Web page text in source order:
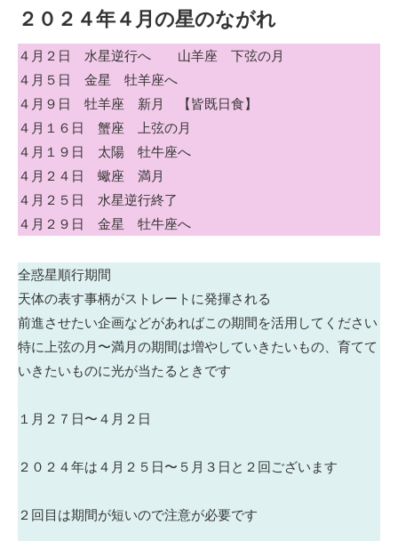
２０２４年４月の星のながれ
４月２日 水星逆行へ 山羊座 下弦の月
４月５日 金星 牡羊座へ
４月９日 牡羊座 新月 【皆既日食】
４月１６日 蟹座 上弦の月
４月１９日 太陽 牡牛座へ
４月２４日 蠍座 満月
４月２５日 水星逆行終了
４月２９日 金星 牡牛座へ
全惑星順行期間
天体の表す事柄がストレートに発揮される
前進させたい企画などがあればこの期間を活用してください
特に上弦の月〜満月の期間は増やしていきたいもの、育てて
いきたいものに光が当たるときです
１月２７日〜４月２日
２０２４年は４月２５日〜５月３日と２回ございます
２回目は期間が短いので注意が必要です